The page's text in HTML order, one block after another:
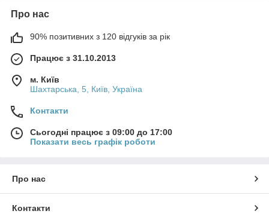
Про нас
90% позитивних з 120 відгуків за рік
Працює з 31.10.2013
м. Київ
Шахтарська, 5, Київ, Україна
Контакти
Сьогодні працює з 09:00 до 17:00
Показати весь графік роботи
Про нас
Контакти